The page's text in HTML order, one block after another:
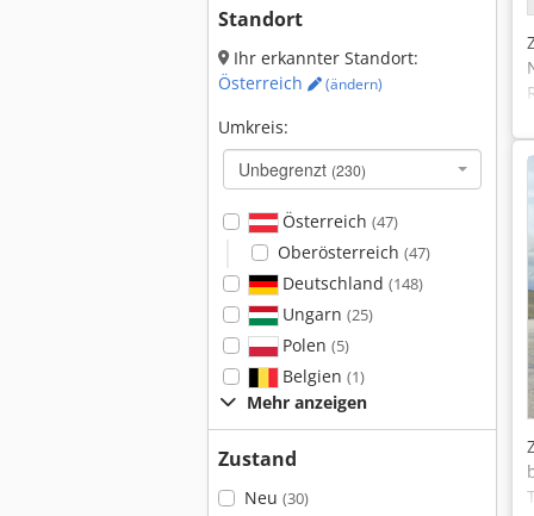
Standort
Ihr erkannter Standort:
Österreich
(ändern)
Umkreis:
Unbegrenzt (230)
Österreich (47)
Oberösterreich (47)
Deutschland (148)
Ungarn (25)
Polen (5)
Belgien (1)
Mehr anzeigen
Zustand
Neu (30)